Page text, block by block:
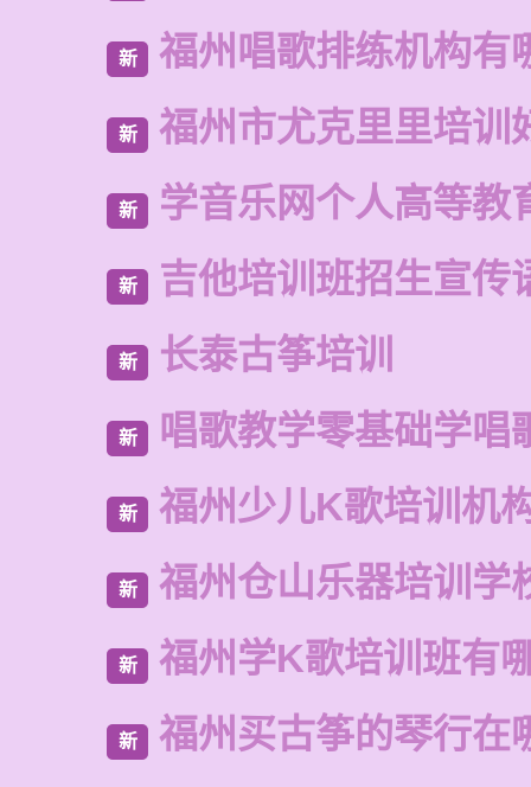
新 福州唱歌排练机构有
新 福州市尤克里里培训
新 学音乐网个人高等教
新 吉他培训班招生宣传
新 长泰古筝培训
新 唱歌教学零基础学唱
新 福州少儿K歌培训机
新 福州仓山乐器培训学
新 福州学K歌培训班有
新 福州买古筝的琴行在